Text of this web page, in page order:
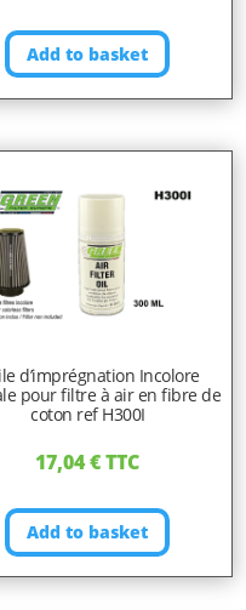
Add to basket
d’imprégnation Incolore
pour filtre à air en fibre de
coton ref H300I
17,04€ TTC
Add to basket